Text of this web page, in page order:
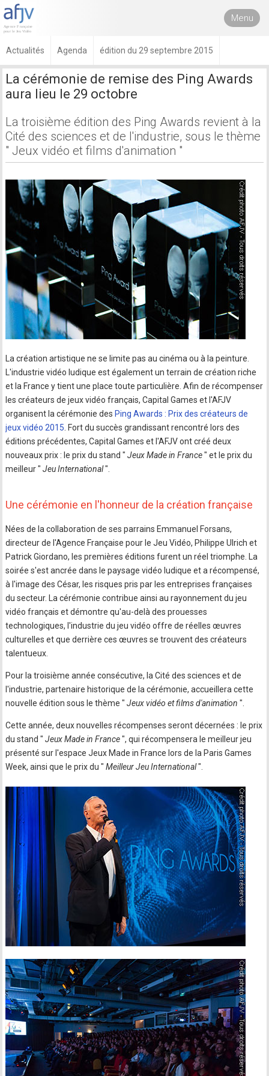
Menu
Actualités Agenda édition du 29 septembre 2015
La cérémonie de remise des Ping Awards
aura lieu le 29 octobre
La troisième édition des Ping Awards revient à la
Cité des sciences et de l'industrie, sous le thème
" Jeux vidéo et films d'animation "
La création artistique ne se limite pas au cinéma ou à la peinture.
L'industrie vidéo ludique est également un terrain de création riche
et la France y tient une place toute particulière. Afin de récompenser
les créateurs de jeux vidéo français, Capital Games et l'AFJV
organisent la cérémonie des Ping Awards : Prix des créateurs de
jeux vidéo 2015 . Fort du succès grandissant rencontré lors des
éditions précédentes, Capital Games et l'AFJV ont créé deux
nouveaux prix : le prix du stand " Jeux Made in France" et le prix du
meilleur " Jeu International".
Une cérémonie en l'honneur de la création française
Nées de la collaboration de ses parrains Emmanuel Forsans,
directeur de l'Agence Française pour le Jeu Vidéo, Philippe Ulrich et
Patrick Giordano, les premières éditions furent un réel triomphe. La
soirée s'est ancrée dans le paysage vidéo ludique et a récompensé,
à l'image des César, les risques pris par les entreprises françaises
du secteur. La cérémonie contribue ainsi au rayonnement du jeu
vidéo français et démontre qu'au-delà des prouesses
technologiques, l'industrie du jeu vidéo offre de réelles œuvres
culturelles et que derrière ces œuvres se trouvent des créateurs
talentueux.
Pour la troisième année consécutive, la Cité des sciences et de
l'industrie, partenaire historique de la cérémonie, accueillera cette
nouvelle édition sous le thème " Jeux vidéo et films d'animation".
Cette année, deux nouvelles récompenses seront décernées : le prix
du stand " Jeux Made in France", qui récompensera le meilleur jeu
présenté sur l'espace Jeux Made in France lors de la Paris Games
Week, ainsi que le prix du " Meilleur Jeu International".